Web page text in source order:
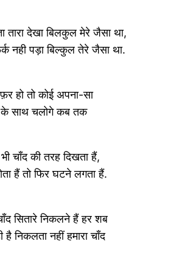
तारा देखा बिलकुल मेरे जैसा था,
नही पड़ा बिल्कुल तेरे जैसा था.
हो तो कोई अपना-सा
के साथ चलोगे कब तक
भी चाँद की तरह दिखता हैं,
हैं तो फिर घटने लगता हैं.
सितारे निकलने हैं हर शब
है निकलता नहीं हमारा चाँद